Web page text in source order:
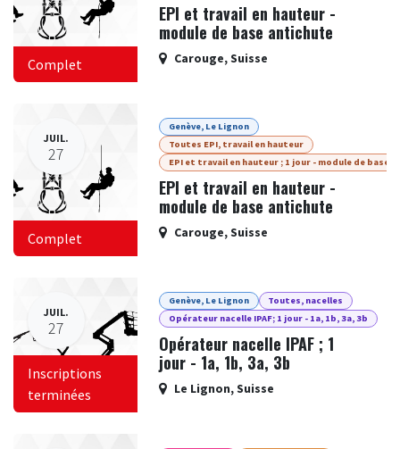
Complet
EPI et travail en hauteur -
module de base antichute
Carouge,Suisse
JUIL.
27
Complet
Genève, Le Lignon
Toutes EPI, travail en hauteur
EPI et travail en hauteur ; 1 jour - module de base
EPI et travail en hauteur -
module de base antichute
Carouge,Suisse
JUIL.
27
Inscriptions
terminées
Genève, Le Lignon
Toutes, nacelles
Opérateur nacelle IPAF; 1 jour - 1a, 1b, 3a, 3b
Opérateur nacelle IPAF ; 1
jour - 1a, 1b, 3a, 3b
Le Lignon,Suisse